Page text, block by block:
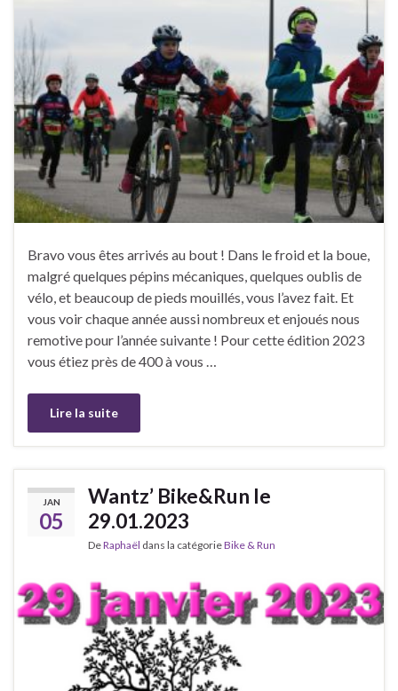
Bravo vous êtes arrivés au bout ! Dans le froid et la boue,
malgré quelques pépins mécaniques, quelques oublis de
vélo, et beaucoup de pieds mouillés, vous l’avez fait. Et
vous voir chaque année aussi nombreux et enjoués nous
remotive pour l’année suivante ! Pour cette édition 2023
vous étiez près de 400 à vous …
Lire la suite
JAN
05
Wantz’ Bike&Run le
29.01.2023
DeRaphaël dans la catégorieBike & Run